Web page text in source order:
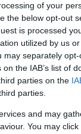
of your
the below opt-out
is processed
utilized by us
may separately
the IAB’s list of
parties on the
parties.
and may
You may
και